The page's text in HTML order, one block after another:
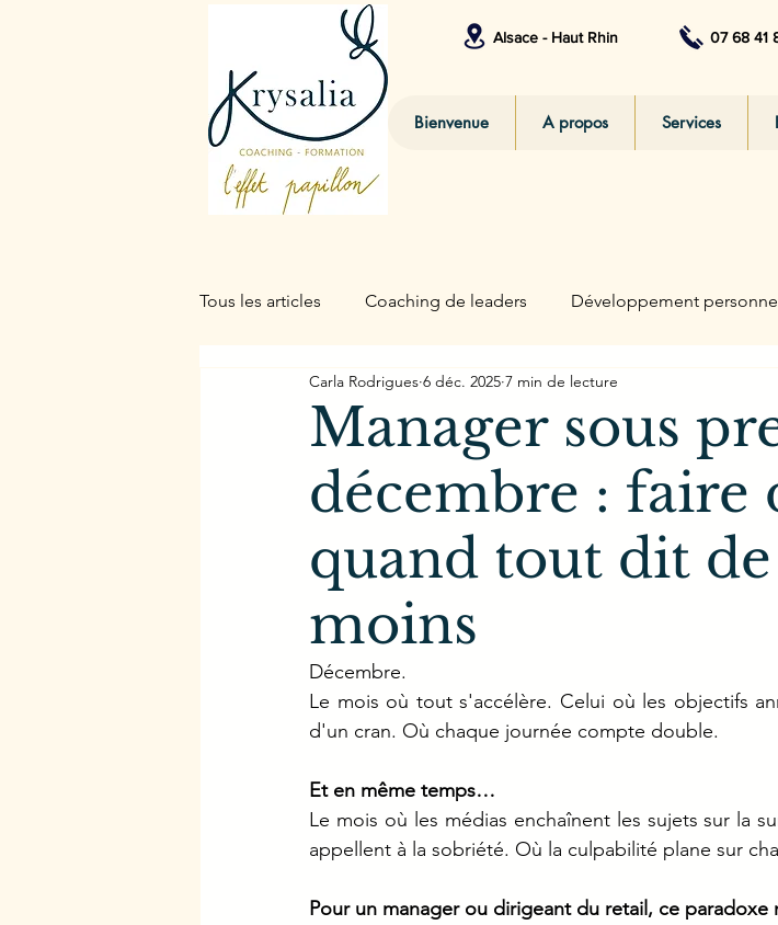
Alsace - Haut Rhin 07 68 41
Bienvenue A propos Services
Tous les articles Coaching de leaders Développement
Ennéagramme Hypnothérapie
Manager sous
décembre : faire
quand tout dit
moins
Carla Rodrigues 6 déc. 2025 7 min de lecture
Décembre.
Le mois où tout s'accélère. Celui où les objectifs
d'un cran. Où chaque journée compte double.
Et en même temps…
Le mois où les médias enchaînent les sujets sur la
appellent à la sobriété. Où la culpabilité plane sur
Pour un manager ou dirigeant du retail, ce